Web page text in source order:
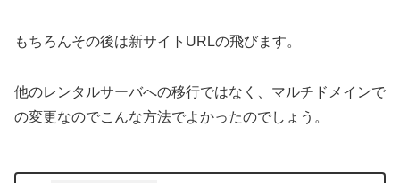
もちろんその後は新サイトURLの飛びます。
他のレンタルサーバへの移行ではなく、マルチドメインで
の変更なのでこんな方法でよかったのでしょう。